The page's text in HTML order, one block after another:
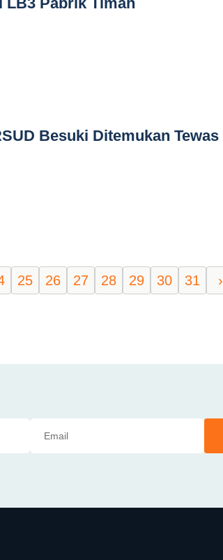
Besuki Ditemukan Tewas
25 26 27 28 29 30 31
›